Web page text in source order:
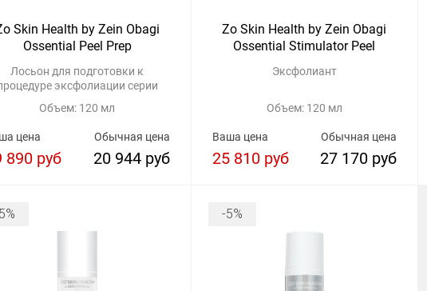
Skin Health by Zein Obagi
Ossential Peel Prep
Лосьон для подготовки к
эксфолиации серии
Объем: 120 мл
Обычная цена
20 944 руб
цена
890 руб
Zo Skin Health by Zein Obagi
Ossential Stimulator Peel
Эксфолиант
Объем: 120 мл
Обычная цена
27 170 руб
Ваша цена
25 810 руб
-5%